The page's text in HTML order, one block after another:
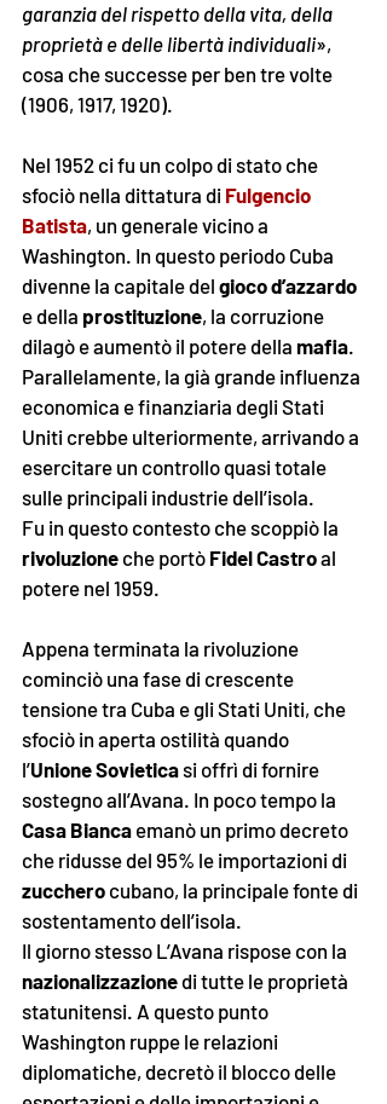
garanzia del rispetto della vita, della
proprietà e delle libertà individuali»,
cosa che successe per ben tre volte
(1906, 1917, 1920).
Nel 1952 ci fu un colpo di stato che
sfociò nella dittatura di Fulgencio
Batista, un generale vicino a
Washington. In questo periodo Cuba
divenne la capitale del gioco d’azzardo
e della prostituzione, la corruzione
dilagò e aumentò il potere della mafia.
Parallelamente, la già grande influenza
economica e finanziaria degli Stati
Uniti crebbe ulteriormente, arrivando a
esercitare un controllo quasi totale
sulle principali industrie dell’isola.
Fu in questo contesto che scoppiò la
rivoluzione che portò Fidel Castro al
potere nel 1959.
Appena terminata la rivoluzione
cominciò una fase di crescente
tensione tra Cuba e gli Stati Uniti, che
sfociò in aperta ostilità quando
l’Unione Sovietica si offrì di fornire
sostegno all’Avana. In poco tempo la
Casa Bianca emanò un primo decreto
che ridusse del 95% le importazioni di
zucchero cubano, la principale fonte di
sostentamento dell’isola.
Il giorno stesso L’Avana rispose con la
nazionalizzazione di tutte le proprietà
statunitensi. A questo punto
Washington ruppe le relazioni
diplomatiche, decretò il blocco delle